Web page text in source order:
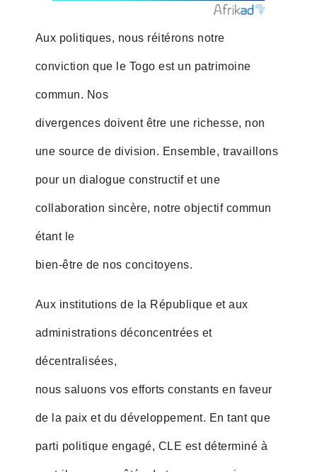
Aux politiques, nous réitérons notre
conviction que le Togo est un patrimoine
commun. Nos
divergences doivent être une richesse, non
une source de division. Ensemble, travaillons
pour un dialogue constructif et une
collaboration sincère, notre objectif commun
étant le
bien-être de nos concitoyens.
Aux institutions de la République et aux
administrations déconcentrées et
décentralisées,
nous saluons vos efforts constants en faveur
de la paix et du développement. En tant que
parti politique engagé, CLE est déterminé à